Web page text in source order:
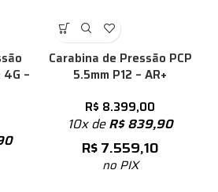
–
Carabina de Pressão PCP
5.5mm P12 – AR+
R$ 8.399,00
10x deR$839,90
R$7.559,10
no PIX